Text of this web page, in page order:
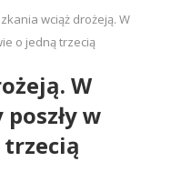
wciąż drożeją. W
o jedną trzecią
W
w